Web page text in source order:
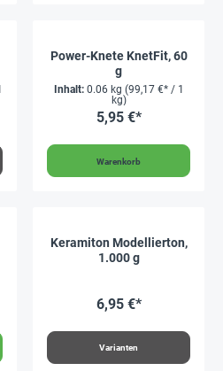
Power-Knete KnetFit, 60
g
Inhalt: 0.06 kg (99,17 €* / 1
kg)
5,95 €*
Warenkorb
Keramiton Modellierton,
1.000 g
6,95 €*
Varianten